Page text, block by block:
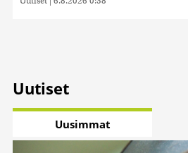
kerätty, kun olet käyttänyt heidän
Uutiset
Uusimmat